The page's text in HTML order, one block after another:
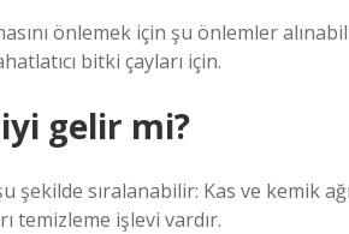
önlemek için şu önlemler
bitki çayları için.
iyi gelir mi?
şekilde sıralanabilir: Kas ve kemik
temizleme işlevi vardır.